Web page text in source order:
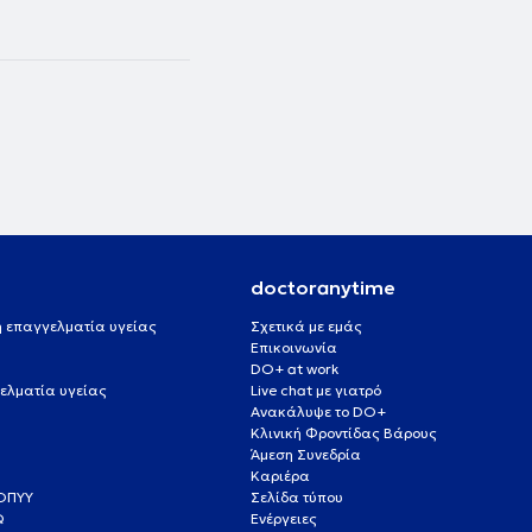
επαγγελματία υγείας
υγείας
doctoranytime
Σχετικά με εμάς
Επικοινωνία
DO+ at work
Live chat με γιατρό
Ανακάλυψε το DO+
Κλινική Φροντίδας Βάρους
Άμεση Συνεδρία
Καριέρα
Σελίδα τύπου
Ενέργειες